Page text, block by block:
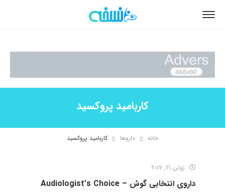
کاربامید پروکسید
خانه داروها کاربامید پروکسید
ژوئن 21, 2017
داروی انتخابی گوش – Audiologist’s Choice